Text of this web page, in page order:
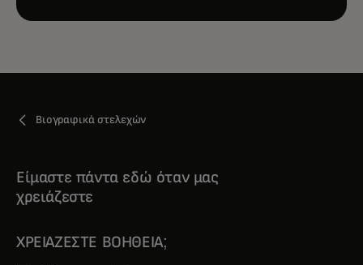
Βιογραφικά στελεχών
Είμαστε πάντα εδώ όταν μας
χρειάζεστε
ΧΡΕΙΆΖΕΣΤΕ ΒΟΉΘΕΙΑ;